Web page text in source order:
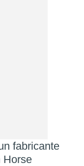
fabricante
Horse